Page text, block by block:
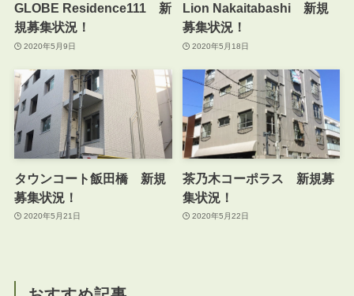
GLOBE Residence111 新
規募集状況！
2020年5月9日
Lion Nakaitabashi 新規
募集状況！
2020年5月18日
タウンコート飯田橋 新規
募集状況！
2020年5月21日
茶乃木コーポラス 新規募
集状況！
2020年5月22日